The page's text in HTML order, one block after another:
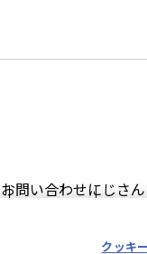
お問い合わせにじさ
クッキ